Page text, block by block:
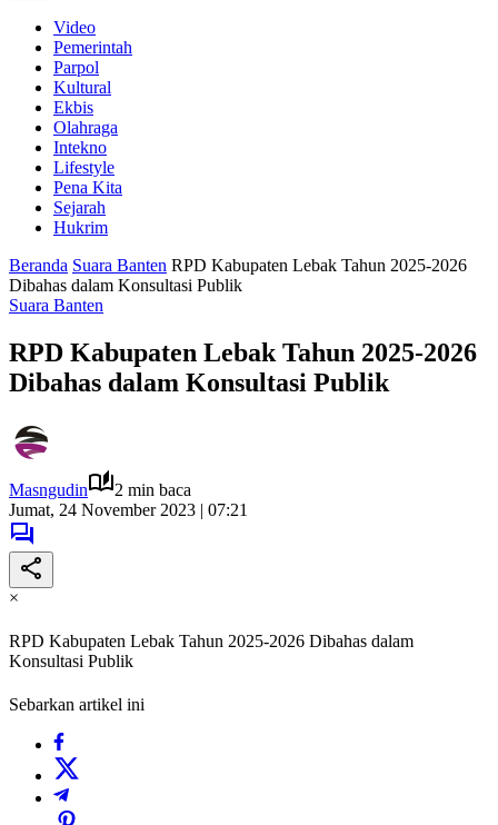
Video
Pemerintah
Parpol
Kultural
Ekbis
Olahraga
Intekno
Lifestyle
Pena Kita
Sejarah
Hukrim
Beranda Suara Banten RPD Kabupaten Lebak Tahun 2025-2026
Dibahas dalam Konsultasi Publik
Suara Banten
RPD Kabupaten Lebak Tahun 2025-2026
Dibahas dalam Konsultasi Publik
Masngudin
2 min baca
Jumat, 24 November 2023 | 07:21
×
RPD Kabupaten Lebak Tahun 2025-2026 Dibahas dalam
Konsultasi Publik
Sebarkan artikel ini